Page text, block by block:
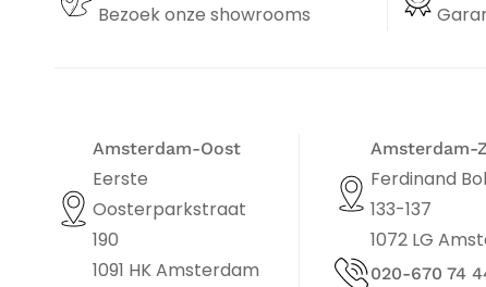
Bezoek onze showrooms
Amsterdam-Oost
Eerste
Oosterparkstraat
190
1091 HK Amsterdam
Amsterdam-
Ferdinand
133-137
1072 LG
020-670 74